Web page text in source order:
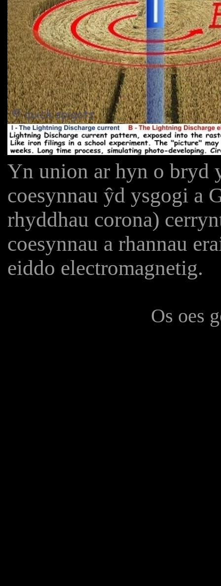
Yn union ar hyn o
coesynnau ŷd ysgogi a
rhyddhau corona)
coesynnau a rhannau
eiddo electromagnetig.
Os oes